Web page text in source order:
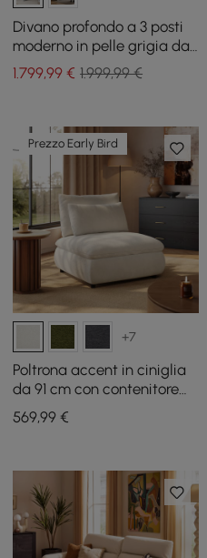
Divano profondo a 3 posti
moderno in pelle grigia da
109,4 pollici con schienale
regolabile Sailboat
1.799,99 € 1.999,99 €
Prezzo Early Bird
+7
Poltrona accent in ciniglia
da 91 cm con contenitore
nascosto e schienale
rimovibile
569,99 €